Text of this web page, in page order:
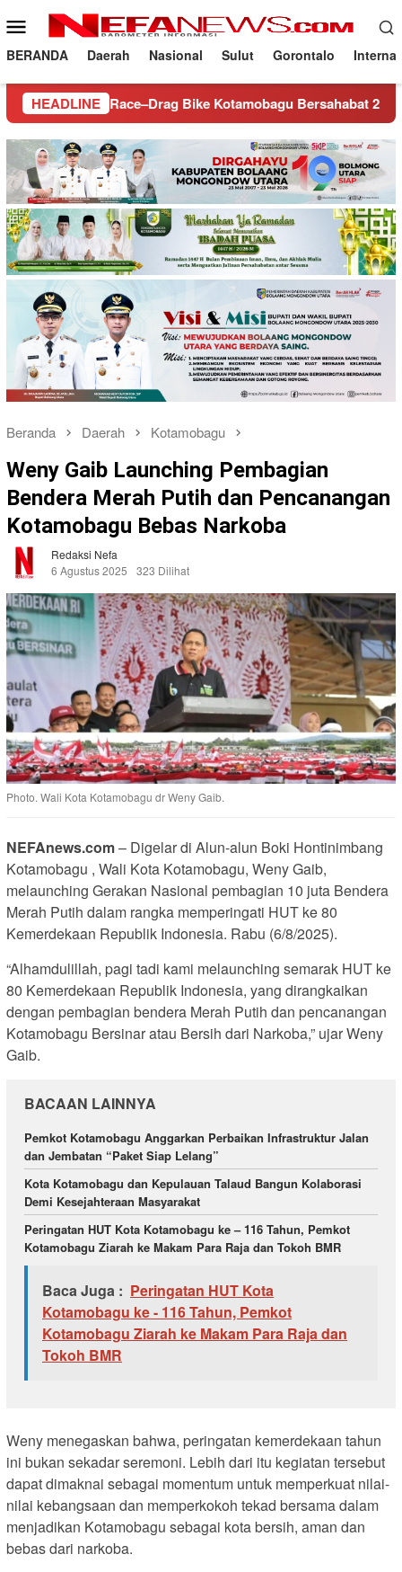
ke
konten
Menu
Mobile
BERANDA Daerah Nasional Sulut Gorontalo
HEADLINE
Race–Drag Bike Kotamobagu Bersahabat 2026: Saat Hobi
Beranda Daerah Kotamobagu
Weny Gaib Launching Pembagian
Bendera Merah Putih dan Pencanangan
Kotamobagu Bebas Narkoba
Redaksi Nefa
6 Agustus 2025
323 Dilihat
Photo. Wali Kota Kotamobagu dr Weny Gaib.
NEFAnews.com– Digelar di Alun-alun Boki Hontinimbang
Kotamobagu , Wali Kota Kotamobagu, Weny Gaib,
melaunching Gerakan Nasional pembagian 10 juta Bendera
Merah Putih dalam rangka memperingati HUT ke 80
Kemerdekaan Republik Indonesia. Rabu (6/8/2025).
“Alhamdulillah, pagi tadi kami melaunching semarak HUT ke
80 Kemerdekaan Republik Indonesia, yang dirangkaikan
dengan pembagian bendera Merah Putih dan pencanangan
Kotamobagu Bersinar atau Bersih dari Narkoba,” ujar Weny
Gaib.
BACAAN LAINNYA
Pemkot Kotamobagu Anggarkan Perbaikan Infrastruktur Jalan
dan Jembatan “Paket Siap Lelang”
Kota Kotamobagu dan Kepulauan Talaud Bangun Kolaborasi
Demi Kesejahteraan Masyarakat
Peringatan HUT Kota Kotamobagu ke – 116 Tahun, Pemkot
Kotamobagu Ziarah ke Makam Para Raja dan Tokoh BMR
Baca Juga : Peringatan HUT Kota
Kotamobagu ke - 116 Tahun, Pemkot
Kotamobagu Ziarah ke Makam Para Raja dan
Tokoh BMR
Weny menegaskan bahwa, peringatan kemerdekaan tahun
ini bukan sekadar seremoni. Lebih dari itu kegiatan tersebut
dapat dimaknai sebagai momentum untuk memperkuat nilai-
nilai kebangsaan dan memperkokoh tekad bersama dalam
menjadikan Kotamobagu sebagai kota bersih, aman dan
bebas dari narkoba.